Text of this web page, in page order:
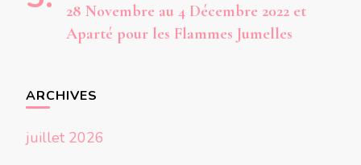
28 Novembre au 4 Décembre 2022 et
Aparté pour les Flammes Jumelles
ARCHIVES
juillet 2026